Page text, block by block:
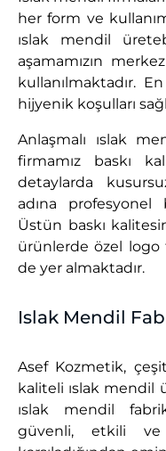
her form ve
ıslak mendil
aşamamızın
kullanılmaktadır.
hijyenik koşulları
Anlaşmalı ıslak
firmamız baskı
detaylarda
adına profesyonel
Üstün baskı
ürünlerde özel logo
de yer almaktadır.
Islak Mendil
Asef Kozmetik,
kaliteli ıslak mendil
ıslak mendil
güvenli, etkili ve